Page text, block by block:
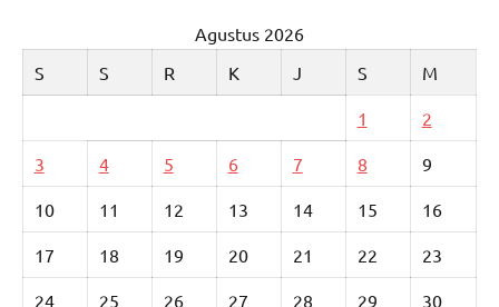
Agustus 2026
S
S R K J S M
1 2
3 4 5 6 7 8 9
10 11 12 13 14 15 16
17 18 19 20 21 22 23
24 25 26 27 28 29 30